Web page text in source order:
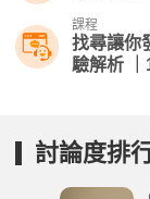
課程
找尋讓你
驗解析
討論度排